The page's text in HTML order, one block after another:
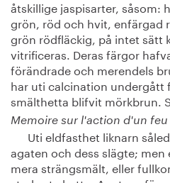
åtskillige jaspisarter, såsom:
grön, röd och hvit, enfärgad
grön rödfläckig, på intet sätt
vitrificeras. Deras färgor
förändrade och merendels
har uti calcination
smälthetta blifvit mörkbrun.
Memoire sur l'action d'un
Uti eldfasthet liknarn
agaten och dess slägte;
mera strängsmält, eller